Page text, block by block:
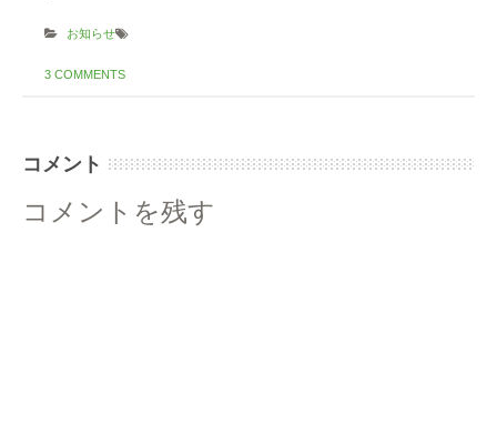
お知らせ
3 COMMENTS
コメント
コメントを残す